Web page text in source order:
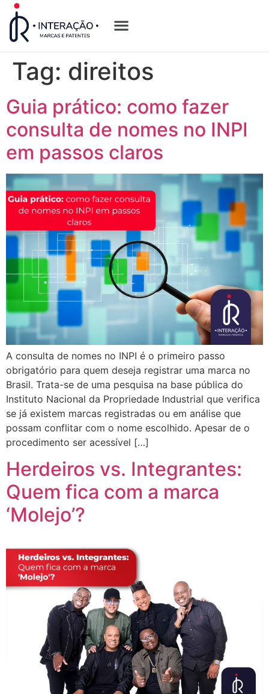
Tag: direitos
Guia prático: como fazer
consulta de nomes no INPI
em passos claros
A consulta de nomes no INPI é o primeiro passo
obrigatório para quem deseja registrar uma marca no
Brasil. Trata-se de uma pesquisa na base pública do
Instituto Nacional da Propriedade Industrial que verifica
se já existem marcas registradas ou em análise que
possam conflitar com o nome escolhido. Apesar de o
procedimento ser acessível […]
Herdeiros vs. Integrantes:
Quem fica com a marca
‘Molejo’?